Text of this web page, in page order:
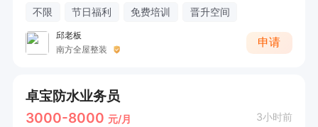
不限 节日福利 免费培训 晋升空间
邱老板
南方全屋整装
申请
卓宝防水业务员
3000-8000 元/月 3小时前